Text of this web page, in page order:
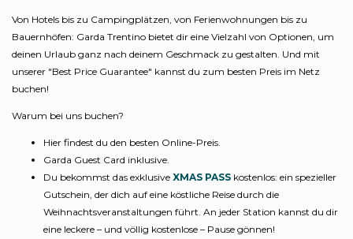
Von Hotels bis zu Campingplätzen, von Ferienwohnungen bis zu
Bauernhöfen: Garda Trentino bietet dir eine Vielzahl von Optionen, um
deinen Urlaub ganz nach deinem Geschmack zu gestalten. Und mit
unserer "Best Price Guarantee" kannst du zum besten Preis im Netz
buchen!
Warum bei uns buchen?
Hier findest du den besten Online-Preis.
Garda Guest Card inklusive.
Du bekommst das exklusive XMAS PASS kostenlos: ein spezieller
Gutschein, der dich auf eine köstliche Reise durch die
Weihnachtsveranstaltungen führt. An jeder Station kannst du dir
eine leckere – und völlig kostenlose – Pause gönnen!